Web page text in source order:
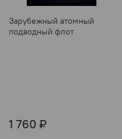
Зарубежный атомный
подводный флот
1 760 ₽